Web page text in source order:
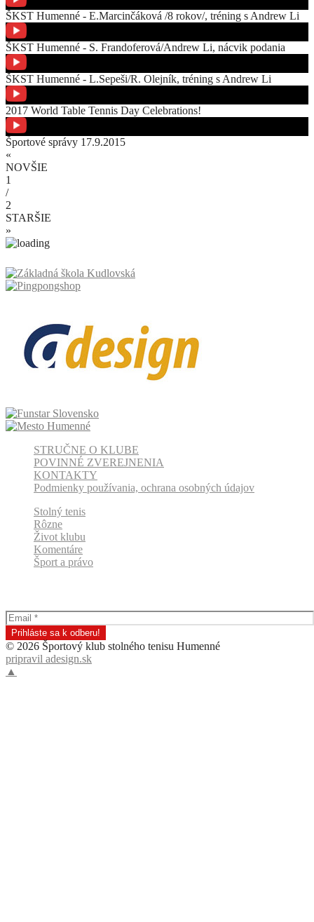
ŠKST Humenné - E.Marcinčáková /8 rokov/, tréning s Andrew Li
ŠKST Humenné - S. Frandoferová/Andrew Li, nácvik podania
ŠKST Humenné - L.Sepeši/R. Olejník, tréning s Andrew Li
2017 World Table Tennis Day Celebrations!
Športové správy 17.9.2015
«
NOVŠIE
1
/
2
STARŠIE
»
STRUČNE O KLUBE
POVINNÉ ZVEREJNENIA
KONTAKTY
Podmienky používania, ochrana osobných údajov
Stolný tenis
Rôzne
Život klubu
Komentáre
Šport a právo
© 2026 Športový klub stolného tenisu Humenné
pripravil adesign.sk
▲